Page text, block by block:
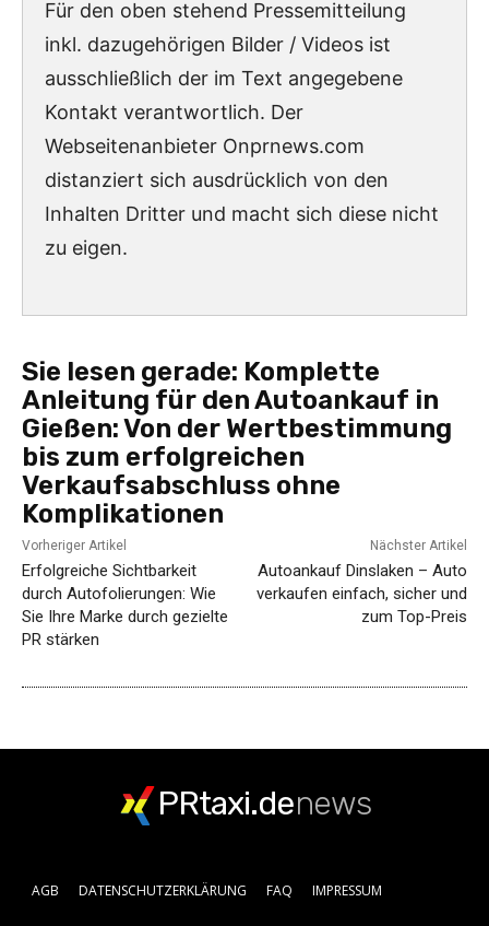
Für den oben stehend Pressemitteilung
inkl. dazugehörigen Bilder / Videos ist
ausschließlich der im Text angegebene
Kontakt verantwortlich. Der
Webseitenanbieter Onprnews.com
distanziert sich ausdrücklich von den
Inhalten Dritter und macht sich diese nicht
zu eigen.
Sie lesen gerade: Komplette
Anleitung für den Autoankauf in
Gießen: Von der Wertbestimmung
bis zum erfolgreichen
Verkaufsabschluss ohne
Komplikationen
Vorheriger Artikel
Erfolgreiche Sichtbarkeit
durch Autofolierungen: Wie
Sie Ihre Marke durch gezielte
PR stärken
Nächster Artikel
Autoankauf Dinslaken – Auto
verkaufen einfach, sicher und
zum Top-Preis
PRtaxi.denews
AGB DATENSCHUTZERKLÄRUNG FAQ IMPRESSUM